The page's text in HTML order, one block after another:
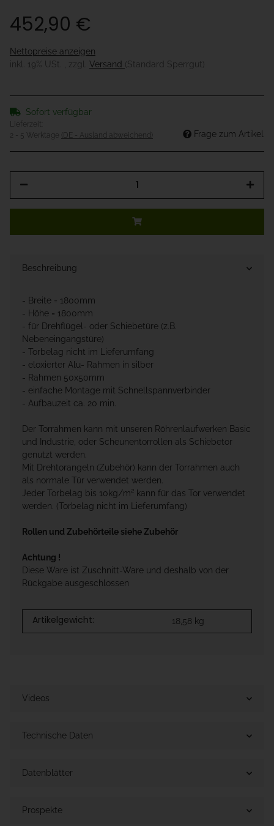
452,90 €
Nettopreise anzeigen
inkl. 19% USt. , zzgl. Versand (Standard Sperrgut)
Sofort verfügbar
Lieferzeit:
2 - 5 Werktage
(DE - Ausland abweichend) Frage zum Artikel
Beschreibung
- Breite = 1800mm
- Höhe = 1800mm
- für Drehflügel- oder Schiebetüre (z.B.
Nebeneingangstüre)
- Torbelag nicht im Lieferumfang
- eloxierter Alu- Rahmen in silber
- Rahmen 50x50mm
- einfache Montage mit Schnellspannverbinder
- Aufbauzeit ca. 20 min.
Der Torrahmen kann mit unseren Röhrenlaufwerken Basic
und Industrie, oder Scheunentorrollen als Schiebetor
genutzt werden.
Mit Drehtorangeln (Zubehör) kann der Torrahmen auch
als normale Tür verwendet werden.
Jeder Torbelag bis 10kg/m² kann für das Tor verwendet
werden. (Torbelag nicht im Lieferumfang)
Rollen und Zubehörteile siehe Zubehör
Achtung !
Diese Ware ist Zuschnitt-Ware und deshalb von der
Rückgabe ausgeschlossen
Artikelgewicht: 18,58 kg
Videos
Technische Daten
Datenblätter
Prospekte